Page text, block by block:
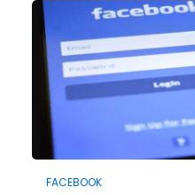
FACEBOOK